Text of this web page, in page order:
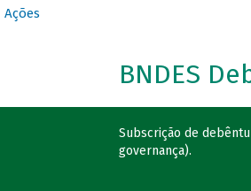
Ações
BNDES
Subscrição de
governança).